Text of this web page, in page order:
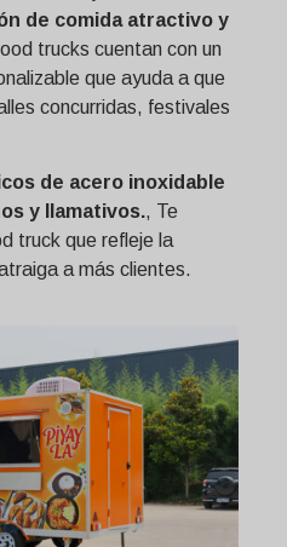
de comida atractivo y
trucks cuentan con un
que ayuda a que
concurridas, festivales
de acero inoxidable
y llamativos., Te
truck que refleje la
a más clientes.